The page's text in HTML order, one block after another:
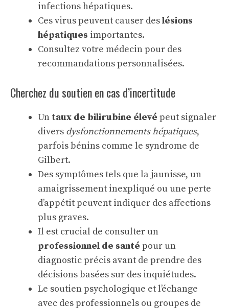
infections hépatiques.
Ces virus peuvent causer deslésions
hépatiques importantes.
Consultez votre médecin pour des
recommandations personnalisées.
Cherchez du soutien en cas d’incertitude
Un taux de bilirubine élevé peut signaler
divers dysfonctionnements hépatiques,
parfois bénins comme le syndrome de
Gilbert.
Des symptômes tels que la jaunisse, un
amaigrissement inexpliqué ou une perte
d’appétit peuvent indiquer des affections
plus graves.
Il est crucial de consulter un
professionnel de santé pour un
diagnostic précis avant de prendre des
décisions basées sur des inquiétudes.
Le soutien psychologique et l’échange
avec des professionnels ou groupes de